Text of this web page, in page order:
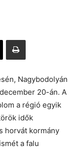
Nagybodolyán
20-án. A
a régió egyik
idők
horvát kormány
a falu